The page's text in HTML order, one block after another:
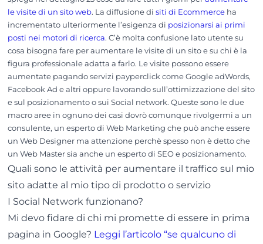
le visite di un sito web. La diffusione di siti di Ecommerceha
incrementato ulteriormente l’esigenza di posizionarsi ai primi
posti nei motori di ricerca. C’è molta confusione lato utente su
cosa bisogna fare per aumentare le visite di un sito e su chi è la
figura professionale adatta a farlo. Le visite possono essere
aumentate pagando servizi payperclick come Google adWords,
Facebook Ad e altri oppure lavorando sull’ottimizzazione del sito
e sul posizionamento o sui Social network. Queste sono le due
macro aree in ognuno dei casi dovrò comunque rivolgermi a un
consulente, un esperto di Web Marketing che può anche essere
un Web Designer ma attenzione perchè spesso non è detto che
un Web Master sia anche un esperto di SEO e posizionamento.
Quali sono le attività per aumentare il traffico sul mio
sito adatte al mio tipo di prodotto o servizio
I Social Network funzionano?
Mi devo fidare di chi mi promette di essere in prima
pagina in Google? Leggi l’articolo “se qualcuno di